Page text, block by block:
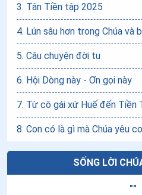
3. Tân Tiền tập 2025
4. Lún sâu hơn trong Chúa và
5. Câu chuyện đời tu
6. Hội Dòng này - Ơn gọi này
7. Từ cô gái xứ Huế đến Tiền
8. Con có là gì mà Chúa yêu
SỐNG LỜI
""